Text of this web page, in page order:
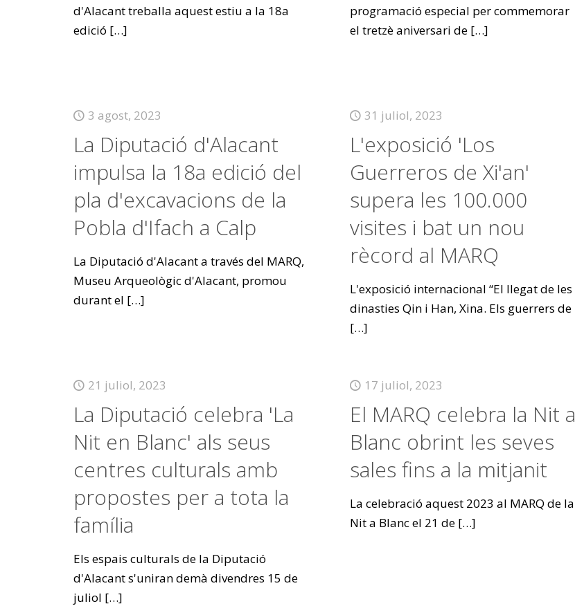
d'Alacant treballa aquest estiu a la 18a
edició […]
programació especial per commemorar
el tretzè aniversari de[…]
3 agost, 2023
La Diputació d'Alacant
impulsa la 18a edició del
pla d'excavacions de la
Pobla d'Ifach a Calp
La Diputació d'Alacant a través del MARQ,
Museu Arqueològic d'Alacant, promou
durant el […]
31 juliol, 2023
L'exposició 'Los
Guerreros de Xi'an'
supera les 100.000
visites i bat un nou
rècord al MARQ
L'exposició internacional “El llegat de les
dinasties Qin i Han, Xina. Els guerrers de
[…]
21 juliol, 2023
La Diputació celebra 'La
Nit en Blanc' als seus
centres culturals amb
propostes per a tota la
família
Els espais culturals de la Diputació
d'Alacant s'uniran demà divendres 15 de
juliol […]
17 juliol, 2023
El MARQ celebra la Nit a
Blanc obrint les seves
sales fins a la mitjanit
La celebració aquest 2023 al MARQ de la
Nit a Blanc el 21 de[…]